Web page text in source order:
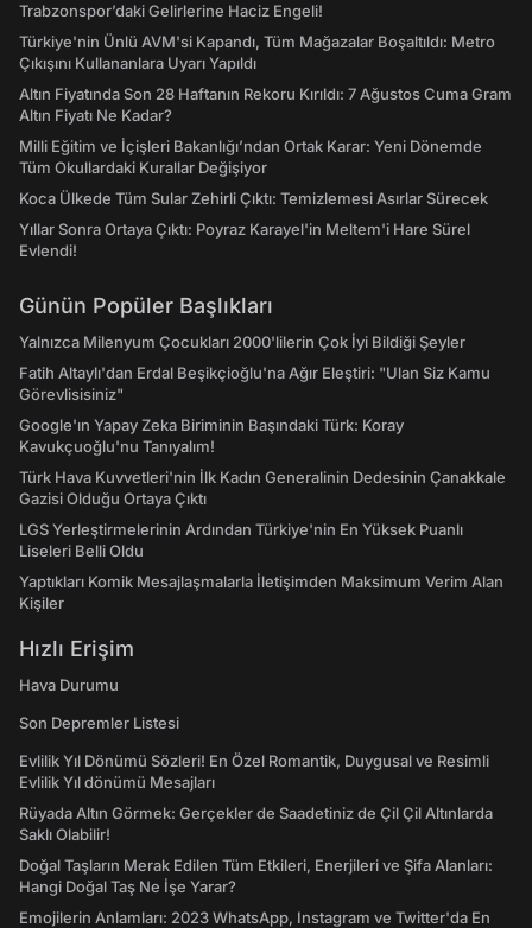
Trabzonspor’daki Gelirlerine Haciz Engeli!
Türkiye'nin Ünlü AVM'si Kapandı, Tüm Mağazalar Boşaltıldı: Metro
Çıkışını Kullananlara Uyarı Yapıldı
Altın Fiyatında Son 28 Haftanın Rekoru Kırıldı: 7 Ağustos Cuma Gram
Altın Fiyatı Ne Kadar?
Milli Eğitim ve İçişleri Bakanlığı’ndan Ortak Karar: Yeni Dönemde
Tüm Okullardaki Kurallar Değişiyor
Koca Ülkede Tüm Sular Zehirli Çıktı: Temizlemesi Asırlar Sürecek
Yıllar Sonra Ortaya Çıktı: Poyraz Karayel'in Meltem'i Hare Sürel
Evlendi!
Günün Popüler Başlıkları
Yalnızca Milenyum Çocukları 2000'lilerin Çok İyi Bildiği Şeyler
Fatih Altaylı'dan Erdal Beşikçioğlu'na Ağır Eleştiri: "Ulan Siz Kamu
Görevlisisiniz"
Google'ın Yapay Zeka Biriminin Başındaki Türk: Koray
Kavukçuoğlu'nu Tanıyalım!
Türk Hava Kuvvetleri'nin İlk Kadın Generalinin Dedesinin Çanakkale
Gazisi Olduğu Ortaya Çıktı
LGS Yerleştirmelerinin Ardından Türkiye'nin En Yüksek Puanlı
Liseleri Belli Oldu
Yaptıkları Komik Mesajlaşmalarla İletişimden Maksimum Verim Alan
Kişiler
Hızlı Erişim
Hava Durumu
Son Depremler Listesi
Evlilik Yıl Dönümü Sözleri! En Özel Romantik, Duygusal ve Resimli
Evlilik Yıl dönümü Mesajları
Rüyada Altın Görmek: Gerçekler de Saadetiniz de Çil Çil Altınlarda
Saklı Olabilir!
Doğal Taşların Merak Edilen Tüm Etkileri, Enerjileri ve Şifa Alanları:
Hangi Doğal Taş Ne İşe Yarar?
Emojilerin Anlamları: 2023 WhatsApp, Instagram ve Twitter'da En